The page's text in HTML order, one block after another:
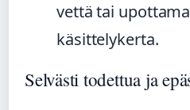
vettä tai
käsittelykerta.
Selvästi todettua ja